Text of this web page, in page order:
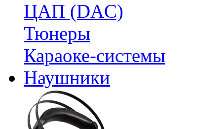
ЦАП (DAC)
Тюнеры
Караоке-системы
Наушники